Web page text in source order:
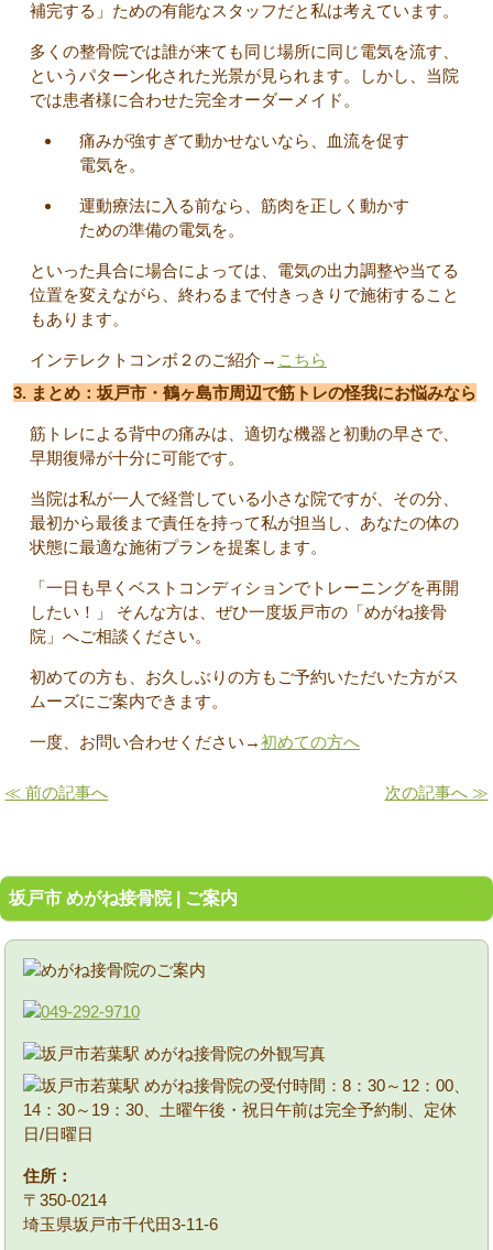
補完する」ための有能なスタッフだと私は考えています。
多くの整骨院では誰が来ても同じ場所に同じ電気を流す、
というパターン化された光景が見られます。しかし、当院
では患者様に合わせた完全オーダーメイド。
痛みが強すぎて動かせないなら、血流を促す
電気を。
運動療法に入る前なら、筋肉を正しく動かす
ための準備の電気を。
といった具合に場合によっては、電気の出力調整や当てる
位置を変えながら、終わるまで付きっきりで施術すること
もあります。
インテレクトコンボ２のご紹介→ こちら
3. まとめ：坂戸市・鶴ヶ島市周辺で筋トレの怪我にお悩みなら
筋トレによる背中の痛みは、適切な機器と初動の早さで、
早期復帰が十分に可能です。
当院は私が一人で経営している小さな院ですが、その分、
最初から最後まで責任を持って私が担当し、あなたの体の
状態に最適な施術プランを提案します。
「一日も早くベストコンディションでトレーニングを再開
したい！」 そんな方は、ぜひ一度坂戸市の「めがね接骨
院」へご相談ください。
初めての方も、お久しぶりの方もご予約いただいた方がス
ムーズにご案内できます。
一度、お問い合わせください→初めての方へ
≪ 前の記事へ 次の記事へ ≫
坂戸市 めがね接骨院 | ご案内
住所：
〒350-0214
埼玉県坂戸市千代田3-11-6